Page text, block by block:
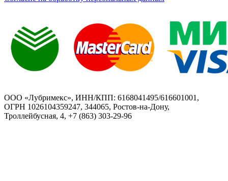
ООО «Лубримекс», ИНН/КПП: 6168041495/616601001,
ОГРН 1026104359247, 344065, Ростов-на-Дону,
Троллейбусная, 4, +7 (863) 303-29-96